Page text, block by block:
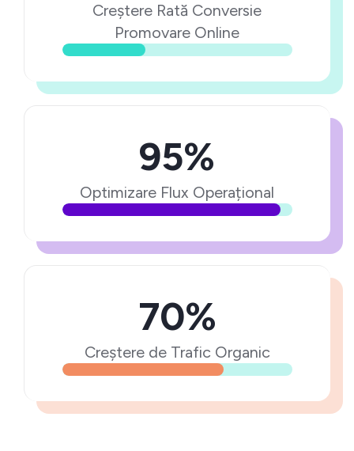
Creștere Rată Conversie
Promovare Online
95%
Optimizare Flux Operațional
70%
Creștere de Trafic Organic